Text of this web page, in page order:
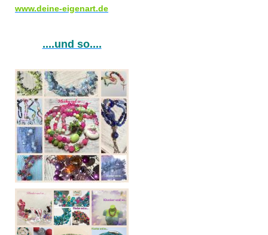
www.deine-eigenart.de
....und so....